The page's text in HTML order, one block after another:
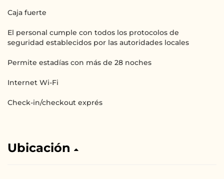
Caja fuerte
El personal cumple con todos los protocolos de
seguridad establecidos por las autoridades locales
Permite estadías con más de 28 noches
Internet Wi-Fi
Check-in/checkout exprés
Ubicación